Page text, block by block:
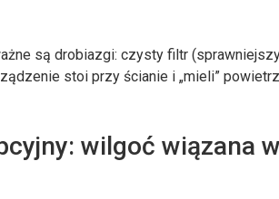
są drobiazgi: czysty filtr
stoi przy ścianie i „mieli”
wilgoć wiązana